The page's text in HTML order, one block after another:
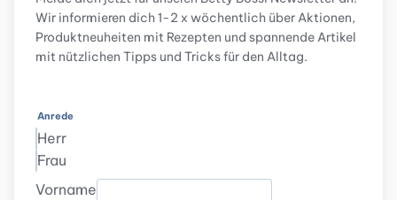
Wir informieren dich 1-2 x wöchentlich über Aktionen,
Produktneuheiten mit Rezepten und spannende Artikel
mit nützlichen Tipps und Tricks für den Alltag.
Anrede
Herr
Frau
Vorname